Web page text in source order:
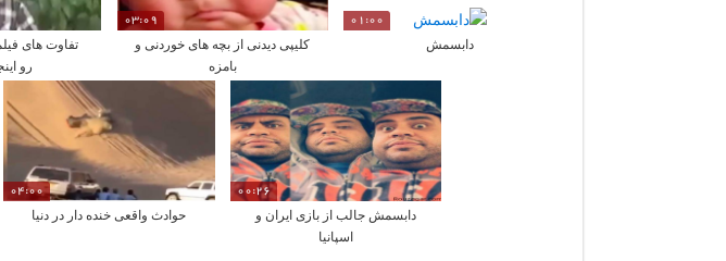
01:00
دابسمش
03:09
کلیپی دیدنی از بچه های خوردنی و
بامزه
تفاوت های
رو
00:26
دابسمش جالب از بازی ایران و
اسپانیا
04:00
حوادث واقعی خنده دار در دنیا